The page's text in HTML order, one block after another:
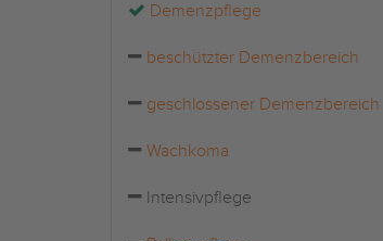
Demenzpflege
beschützter Demenzbereich
geschlossener Demenzbereich
Wachkoma
Intensivpflege